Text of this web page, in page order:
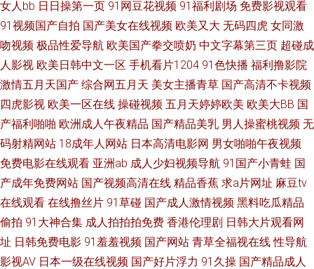
伦理 avtt天天干 91老司机福利 九一av 国产a算你色视频 不卡十三区 伊人网
综合楼 午夜另类成人AV 欧美性爱综合久久 91打屁股 91网站传媒 尤物情趣
久草 av入口在线韩国 日韩欧美色色 91爱爱在线影院 久草免费色站 久久在线
伊人 国产福利大秀伪娘 极品白丝在线观看 a黄瓜v片 国产同事高潮视频 国产
操屄 亚洲色五月婷婷 伦理色福利吧 成人A级网站 福利嫂导航 午夜无码福利
影院 超碰91在线观看 亚洲人人鲁 国内精品视频97 91夫妻交换论坛 91美女
艹逼网站 亚洲欧美色图 超碰大香蕉伊人 男女色色大全套 欧美国产专区 最新
女人bb 日日操第一页 91网豆花视频 91福利剧场 免费影视观看
91视频国产自拍 国产美女在线视频 欧美又大 无码四虎 女同激
吻视频 极品性爱导航 欧美国产拳交喷奶 中文字幕第三页 超碰成
人影视 欧美日韩中文一区 手机看片1204 91色快播 福利撸影院
激情五月天国产 综合网五月天 美女主播青草 国产高清不卡视频
四虎影视 欧美一区在线 操碰视频 五月天婷婷欧美 欧美大BB 国
产福利啪啪 欧洲成人午夜精品 国产精品美乳 男人操蜜桃视频 无
码射精网站 18成年人网站 日本高清电影网 男女啪啪午夜视频
免费电影在线观看 亚洲ab 成人少妇视频导航 91国产小青蛙 国
产成年免费网站 国产视频高清在线 精品香蕉 求a片网址 麻豆tv
在线观看 在线撸丝片 91草碰 国产成人激情视频 黑料吃瓜精品
偷拍 91大神合集 成人拍拍拍免费 香港伦理剧 日韩大片观看网
址 日韩免费电影 91羞羞视频 国产网站 青草全福视在线 性导航
影视AV 日本一级在线视频 国产好片浮力 91久操 国产精品成人